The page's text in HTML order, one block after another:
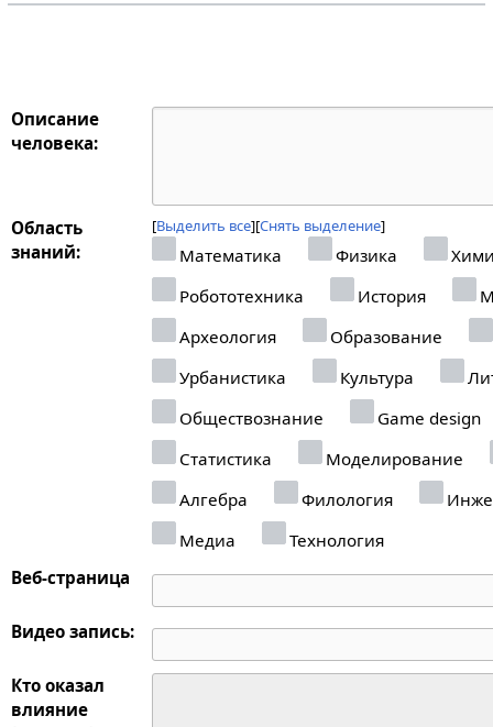
Описание
человека:
Область
знаний:
Выделить все Снять выделение
Математика Физика
Робототехника
История
Археология
Образование
Урбанистика
Культура
Обществознание
Game design
Статистика
Моделирование
Алгебра
Филология
Медиа
Технология
Веб-страница
Видео запись:
Кто оказал
влияние